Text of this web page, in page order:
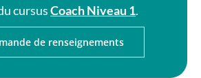
cursusCoach Niveau 1.
de renseignements